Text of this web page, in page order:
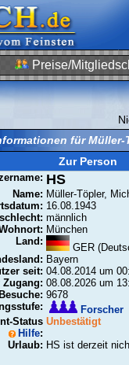
Preise/
für Müller-
Zur Person
HS
Name: Müller-Töpler,
16.08.1943
männlich
München
Land:
GER
Bayern
seit: 04.08.2014 um
Zugang: 08.08.2026 um
Besuche: 9678
Forscher
Status
Hilfe:
Unbestätigt
Urlaub: HS ist derzeit